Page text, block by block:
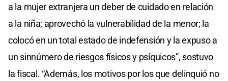
a la mujer extranjera un deber de cuidado en relación
a la niña; aprovechó la vulnerabilidad de la menor; la
colocó en un total estado de indefensión y la expuso a
un sinnúmero de riesgos físicos y psíquicos”, sostuvo
la fiscal. “Además, los motivos por los que delinquió no